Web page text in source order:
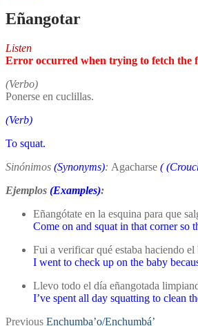
Eñangotar
Listen
Error occurred when trying to fetch the
(Verbo)
Ponerse en cuclillas.
(Verb)
To squat.
Sinónimos (Synonyms): Agacharse (
Ejemplos (Examples):
Eñangótate en la esquina para que
Come on and squat in that corner so
Fui a verificar qué estaba haciendo
I went to check up on the baby
Llevo todo el día eñangotada
I’ve spent all day squatting to clean
Previous Previous
Enchumba’o/Enchumbá’